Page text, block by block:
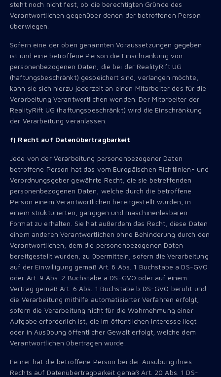
steht noch nicht fest, ob die berechtigten Gründe des
Verantwortlichen gegenüber denen der betroffenen Person
überwiegen.
Sofern eine der oben genannten Voraussetzungen gegeben
ist und eine betroffene Person die Einschränkung von
personenbezogenen Daten, die bei der RealityRift UG
(haftungsbeschränkt) gespeichert sind, verlangen möchte,
kann sie sich hierzu jederzeit an einen Mitarbeiter des für die
Verarbeitung Verantwortlichen wenden. Der Mitarbeiter der
RealityRift UG (haftungsbeschränkt) wird die Einschränkung
der Verarbeitung veranlassen.
f) Recht auf Datenübertragbarkeit
Jede von der Verarbeitung personenbezogener Daten
betroffene Person hat das vom Europäischen Richtlinien- und
Verordnungsgeber gewährte Recht, die sie betreffenden
personenbezogenen Daten, welche durch die betroffene
Person einem Verantwortlichen bereitgestellt wurden, in
einem strukturierten, gängigen und maschinenlesbaren
Format zu erhalten. Sie hat außerdem das Recht, diese Daten
einem anderen Verantwortlichen ohne Behinderung durch den
Verantwortlichen, dem die personenbezogenen Daten
bereitgestellt wurden, zu übermitteln, sofern die Verarbeitung
auf der Einwilligung gemäß Art. 6 Abs. 1 Buchstabe a DS-GVO
oder Art. 9 Abs. 2 Buchstabe a DS-GVO oder auf einem
Vertrag gemäß Art. 6 Abs. 1 Buchstabe b DS-GVO beruht und
die Verarbeitung mithilfe automatisierter Verfahren erfolgt,
sofern die Verarbeitung nicht für die Wahrnehmung einer
Aufgabe erforderlich ist, die im öffentlichen Interesse liegt
oder in Ausübung öffentlicher Gewalt erfolgt, welche dem
Verantwortlichen übertragen wurde.
Ferner hat die betroffene Person bei der Ausübung ihres
Rechts auf Datenübertragbarkeit gemäß Art. 20 Abs. 1 DS-